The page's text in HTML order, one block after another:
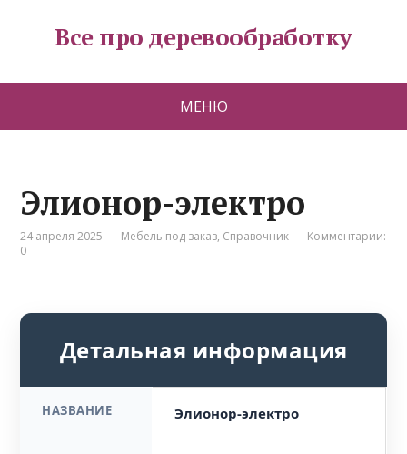
Все про деревообработку
МЕНЮ
Элионор-электро
24 апреля 2025 Мебель под заказ, Справочник
Комментарии:
0
Детальная информация
НАЗВАНИЕ Элионор-электро